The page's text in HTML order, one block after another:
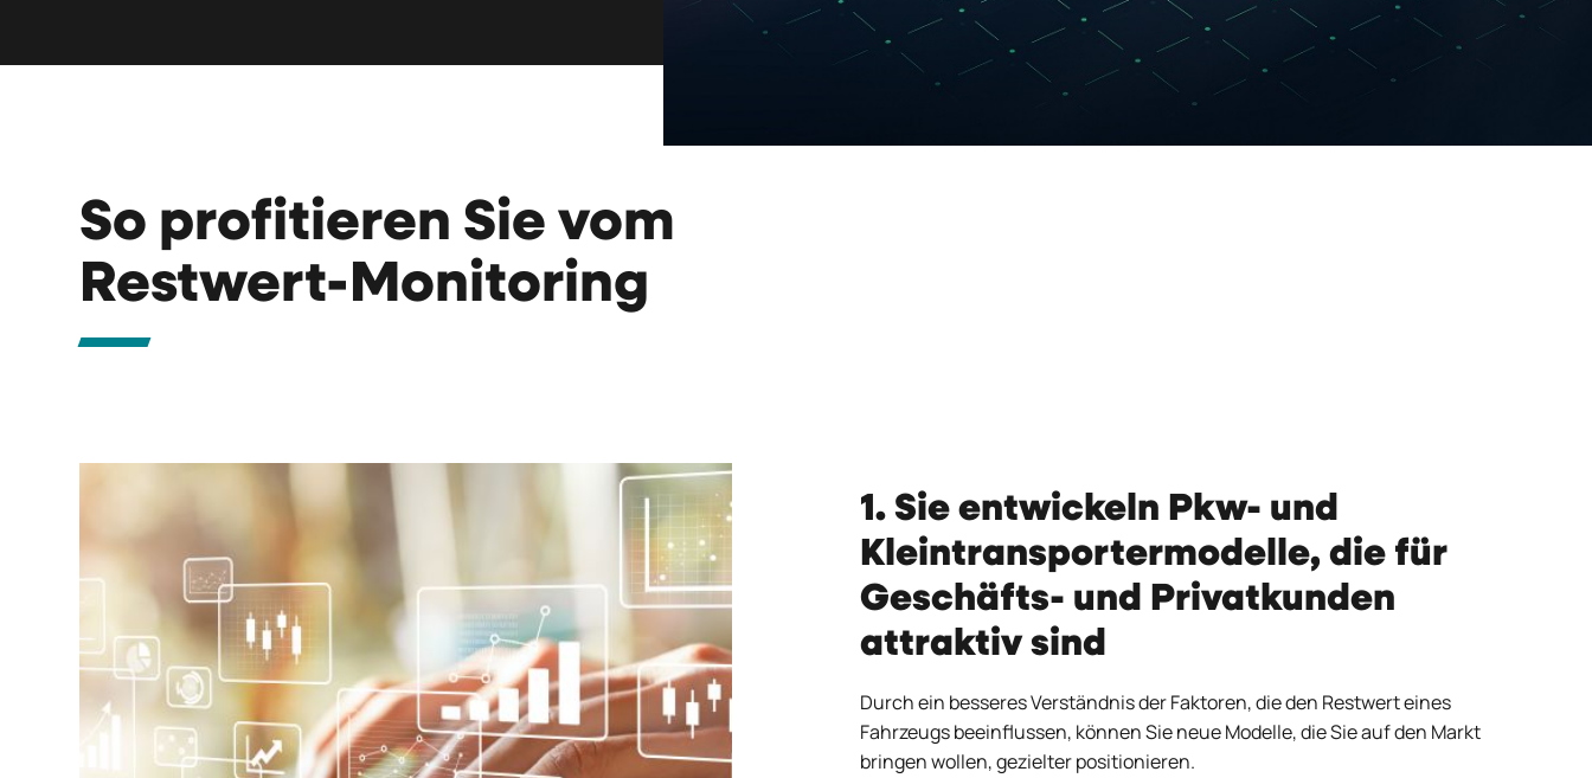
So profitieren Sie vom
Restwert-Monitoring
1. Sie entwickeln Pkw- und
Kleintransportermodelle, die für
Geschäfts- und Privatkunden
attraktiv sind
Durch ein besseres Verständnis der Faktoren, die den Restwert eines
Fahrzeugs beeinflussen, können Sie neue Modelle, die Sie auf den Markt
bringen wollen, gezielter positionieren.